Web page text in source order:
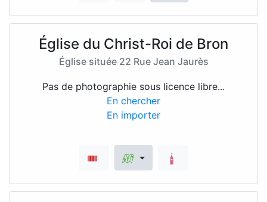
Église du Christ-Roi de Bron
Église située 22 Rue Jean Jaurès
Pas de photographie sous licence libre...
En chercher
En importer